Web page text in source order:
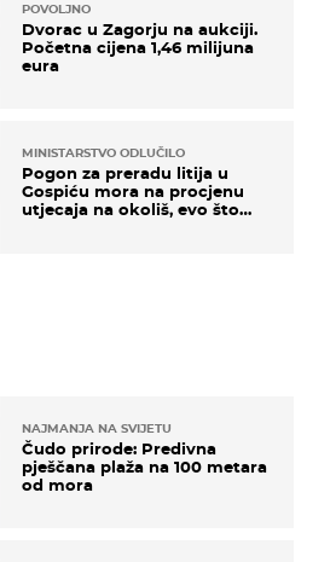
NAJMANJA NA SVIJETU
Čudo prirode: Predivna
pješčana plaža na 100 metara
od mora
POVOLJNO
Dvorac u Zagorju na aukciji.
Početna cijena 1,46 milijuna
eura
MINISTARSTVO ODLUČILO
Pogon za preradu litija u
Gospiću mora na procjenu
utjecaja na okoliš, evo što